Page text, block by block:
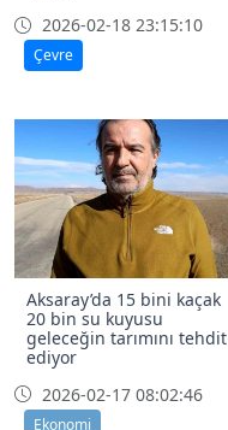
2026-02-18 23:15:10
Çevre
Aksaray’da 15 bini kaçak
20 bin su kuyusu
geleceğin tarımını tehdit
ediyor
2026-02-17 08:02:46
Ekonomi